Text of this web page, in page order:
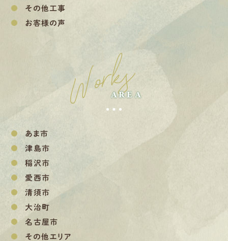
その他工事
お客様の声
Works
AREA
あま市
津島市
稲沢市
愛西市
清須市
大治町
名古屋市
その他エリア